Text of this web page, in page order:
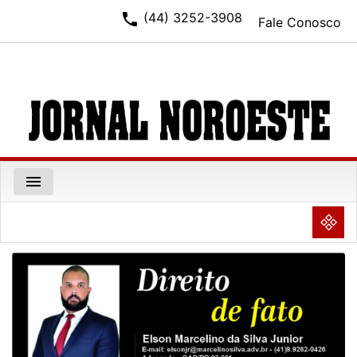
Fale Conosco
phone (44) 3252-3908
menu
NULL